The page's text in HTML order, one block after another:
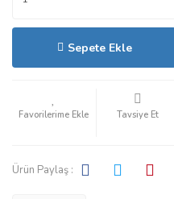
Sepete Ekle
Tavsiye Et
Ürün Paylaş :